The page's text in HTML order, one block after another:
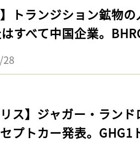
】トランジション鉱物
すべて中国企業。
リス】ジャガー・ラン
プトカー発表。GHG1